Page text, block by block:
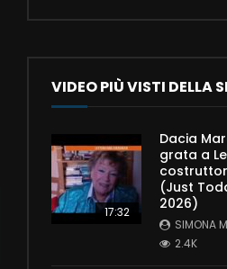
VIDEO PIÙ VISTI DELLA
17:32
Dacia
grata a
(Just
2026)
SIMONA
2.4K